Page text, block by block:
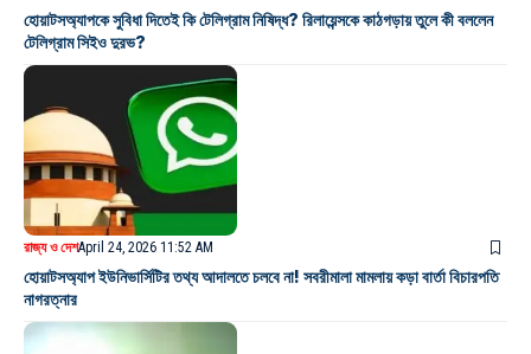
হোয়াটসঅ্যাপকে সুবিধা দিতেই কি টেলিগ্রাম নিষিদ্ধ? রিলায়েন্সকে কাঠগড়ায় তুলে কী বললেন
টেলিগ্রাম সিইও দুরভ?
রাজ্য ও দেশApril 24, 2026 11:52 AM
হোয়াটসঅ্যাপ ইউনিভার্সিটির তথ্য আদালতে চলবে না! সবরীমালা মামলায় কড়া বার্তা বিচারপতি
নাগরত্নার